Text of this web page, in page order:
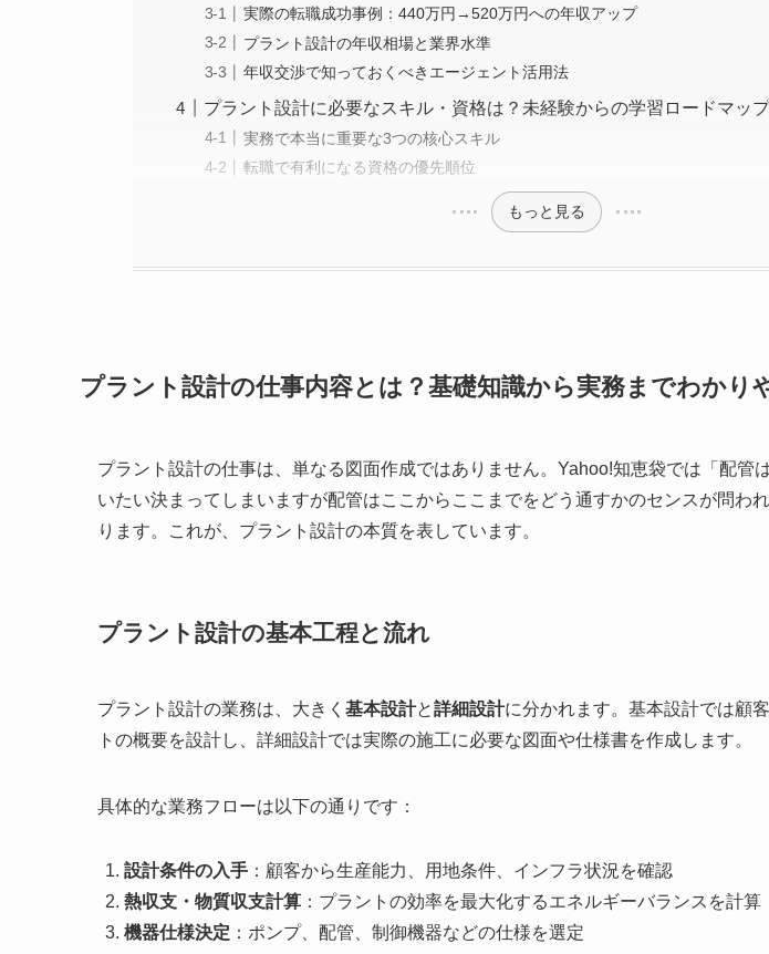
実際の転職成功事例：440万円→520万円への年収アップ
プラント設計の年収相場と業界水準
年収交渉で知っておくべきエージェント活用法
プラント設計に必要なスキル・資格は？未経験からの学習ロードマッ
実務で本当に重要な3つの核心スキル
転職で有利になる資格の優先順位
もっと見る
プラント設計の仕事内容とは？基礎知識から実務までわかり
プラント設計の仕事は、単なる図面作成ではありません。Yahoo!知恵袋では「配管
いたい決まってしまいますが配管はここからここまでをどう通すかのセンスが問わ
ります。これが、プラント設計の本質を表しています。
プラント設計の基本工程と流れ
プラント設計の業務は、大きく 基本設計と詳細設計に分かれます。基本設計では顧
トの概要を設計し、詳細設計では実際の施工に必要な図面や仕様書を作成します。
具体的な業務フローは以下の通りです：
設計条件の入手 ：顧客から生産能力、用地条件、インフラ状況を確認
熱収支・物質収支計算 ：プラントの効率を最大化するエネルギーバランスを計算
機器仕様決定 ：ポンプ、配管、制御機器などの仕様を選定